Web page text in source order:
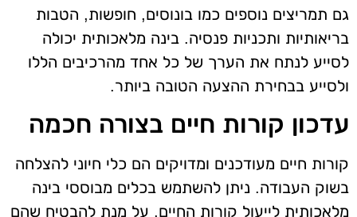
גם תמריצים נוספים כמו בונוסים, חופשות, הטבות
בריאותיות ותכניות פנסיה. בינה מלאכותית יכולה
לסייע לנתח את הערך של כל אחד מהרכיבים הללו
ולסייע בבחירת ההצעה הטובה ביותר.
עדכון קורות חיים בצורה חכמה
קורות חיים מעודכנים ומדויקים הם כלי חיוני להצלחה
בשוק העבודה. ניתן להשתמש בכלים מבוססי בינה
מלאכותית לייעול קורות החיים, על מנת להבטיח שהם